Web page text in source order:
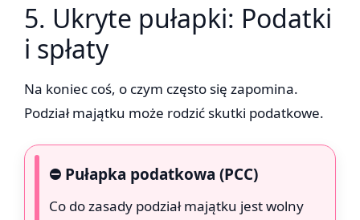
5. Ukryte pułapki: Podatki
i spłaty
Na koniec coś, o czym często się zapomina.
Podział majątku może rodzić skutki podatkowe.
⛔ Pułapka podatkowa (PCC)
Co do zasady podział majątku jest wolny